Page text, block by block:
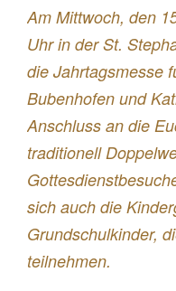
Könige
–
Rückblick
Krippenspiel
in
der
Kirche
St.
Stephanus
in
Am Mittwoch, den
Uhr in der St.
die Jahrtagsmesse
Bubenhofen und
Anschluss an die
traditionell
sich auch die
Grundschulkinder,
teilnehmen.